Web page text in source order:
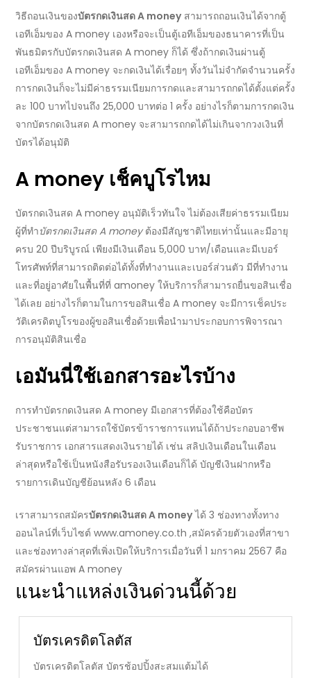
วิธีถอนเงินของบัตรกดเงินสด A moneyสามารถถอนเงินได้จากตู้
เอทีเอ็มของ A money เองหรือจะเป็นตู้เอทีเอ็มของธนาคารที่เป็น
พันธมิตรกับบัตรกดเงินสด A money ก็ได้ ซึ่งถ้ากดเงินผ่านตู้
เอทีเอ็มของ A money จะกดเงินได้เรื่อยๆ ทั้งวันไม่จำกัดจำนวนครั้ง
การกดเงินก็จะไม่มีค่าธรรมเนียมการกดและสามารถกดได้ตั้งแต่ครั้ง
ละ 100 บาทไปจนถึง 25,000 บาทต่อ 1 ครั้ง อย่างไรก็ตามการกดเงิน
จากบัตรกดเงินสด A money จะสามารถกดได้ไม่เกินจากวงเงินที่
บัตรได้อนุมัติ
A money เช็คบูโรไหม
บัตรกดเงินสด A money อนุมัติเร็วทันใจ ไม่ต้องเสียค่าธรรมเนียม
ผู้ที่ทำบัตรกดเงินสด A moneyต้องมีสัญชาติไทยเท่านั้นและมีอายุ
ครบ 20 ปีบริบูรณ์ เพียงมีเงินเดือน 5,000 บาท/เดือนและมีเบอร์
โทรศัพท์ที่สามารถติดต่อได้ทั้งที่ทำงานและเบอร์ส่วนตัว มีที่ทำงาน
และที่อยู่อาศัยในพื้นที่ที่ amoney ให้บริการก็สามารถยื่นขอสินเชื่อ
ได้เลย อย่างไรก็ตามในการขอสินเชื่อ A money จะมีการเช็คประ
วัติเครดิตบูโรของผู้ขอสินเชื่อด้วยเพื่อนำมาประกอบการพิจารณา
การอนุมัติสินเชื่อ
เอมันนี่ใช้เอกสารอะไรบ้าง
การทำบัตรกดเงินสด A money มีเอกสารที่ต้องใช้คือบัตร
ประชาชนแต่สามารถใช้บัตรข้าราชการแทนได้ถ้าประกอบอาชีพ
รับราชการ เอกสารแสดงเงินรายได้ เช่น สลิปเงินเดือนในเดือน
ล่าสุดหรือใช้เป็นหนังสือรับรองเงินเดือนก็ได้ บัญชีเงินฝากหรือ
รายการเดินบัญชีย้อนหลัง 6 เดือน
เราสามารถสมัครบัตรกดเงินสด A moneyได้ 3 ช่องทางทั้งทาง
ออนไลน์ที่เว็บไซต์ www.amoney.co.th ,สมัครด้วยตัวเองที่สาขา
และช่องทางล่าสุดที่เพิ่งเปิดให้บริการเมื่อวันที่ 1 มกราคม2567 คือ
สมัครผ่านแอพ A money
แนะนำแหล่งเงินด่วนนี้ด้วย
บัตรเครดิตโลตัส
บัตรเครดิตโลตัส บัตรช้อปปิ้งสะสมแต้มได้